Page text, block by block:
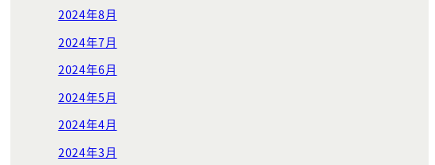
2024年8月
2024年7月
2024年6月
2024年5月
2024年4月
2024年3月